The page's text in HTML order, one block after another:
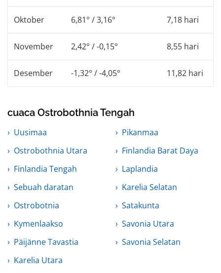
Oktober 6,81° / 3,16° 7,18 hari
November 2,42° / -0,15° 8,55 hari
Desember -1,32° / -4,05° 11,82 hari
cuaca Ostrobothnia Tengah
Uusimaa
Pikanmaa
Ostrobothnia Utara
Finlandia Barat Daya
Finlandia Tengah
Laplandia
Sebuah daratan
Karelia Selatan
Ostrobotnia
Satakunta
Kymenlaakso
Savonia Utara
Päijänne Tavastia
Savonia Selatan
Karelia Utara